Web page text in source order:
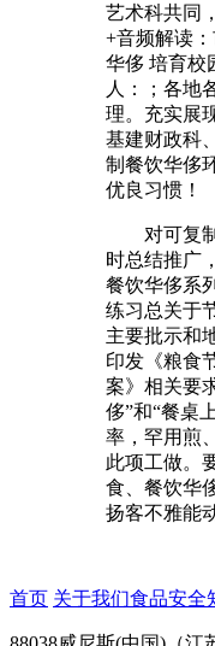
艺术科共同
+音频解读
华侈 培育校
人：；各地
理。充实展
基建财政科
制餐饮华侈
优良习惯！
对可复制
时总结推广
餐饮华侈系
练习总关于
主要批示和
印发《粮食
案》相关要
侈”和“餐桌
率，罕用煎
此项工做。
食、餐饮华
扬客不雅能
首页 关于我们食品安全